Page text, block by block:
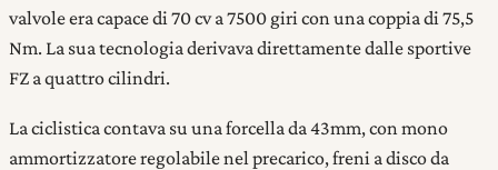
valvole era capace di 70 cv a 7500 giri con una coppia di 75,5
Nm. La sua tecnologia derivava direttamente dalle sportive
FZ a quattro cilindri.
La ciclistica contava su una forcella da 43mm, con mono
ammortizzatore regolabile nel precarico, freni a disco da